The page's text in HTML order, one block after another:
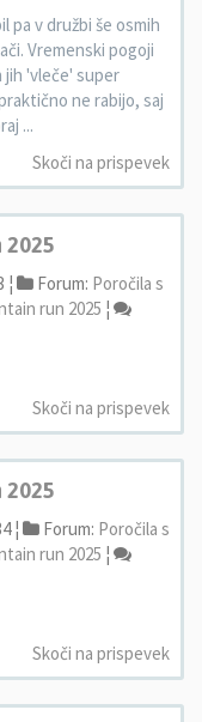
pa v družbi še osmih
Vremenski pogoji
jih 'vleče' super
ne rabijo, saj
...
Skoči na prispevek
2025
¦ Forum: Poročila s
run 2025 ¦
Skoči na prispevek
2025
¦ Forum: Poročila s
run 2025 ¦
Skoči na prispevek